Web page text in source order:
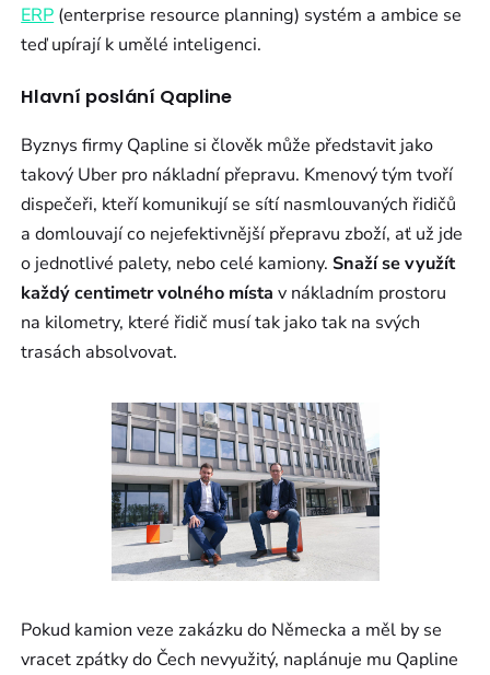
ERP(enterprise resource planning) systém a ambice se
teď upírají k umělé inteligenci.
Hlavní poslání Qapline
Byznys firmy Qapline si člověk může představit jako
takový Uber pro nákladní přepravu. Kmenový tým tvoří
dispečeři, kteří komunikují se sítí nasmlouvaných řidičů
a domlouvají co nejefektivnější přepravu zboží, ať už jde
o jednotlivé palety, nebo celé kamiony. Snaží se využít
každý centimetr volného místav nákladním prostoru
na kilometry, které řidič musí tak jako tak na svých
trasách absolvovat.
Pokud kamion veze zakázku do Německa a měl by se
vracet zpátky do Čech nevyužitý, naplánuje mu Qapline